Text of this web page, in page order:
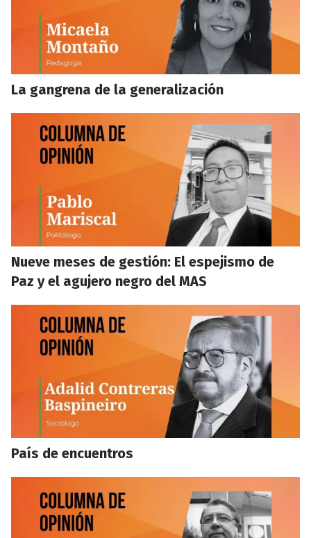
La gangrena de la generalización
Nueve meses de gestión: El espejismo de
Paz y el agujero negro del MAS
País de encuentros